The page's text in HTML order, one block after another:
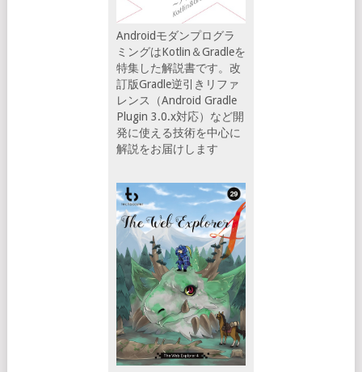
Androidモダンプログラ
ミングはKotlin＆Gradleを
特集した解説書です。改
訂版Gradle逆引きリファ
レンス（Android Gradle
Plugin 3.0.x対応）など開
発に使える技術を中心に
解説をお届けします